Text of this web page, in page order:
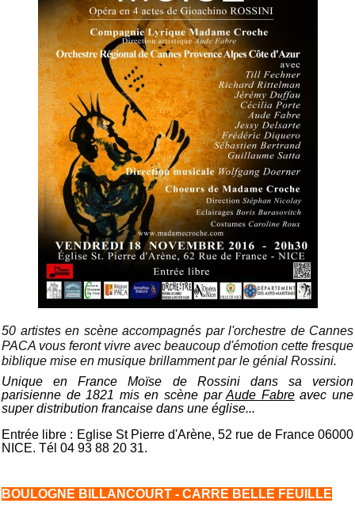
50 artistes en scène accompagnés par l'orchestre de Cannes
PACA vous feront vivre avec beaucoup d'émotion cette fresque
biblique mise en musique brillamment par le génial Rossini.
Unique en France Moïse de Rossini dans sa version
parisienne de 1821 mis en scène parAude Fabreavec une
super distribution francaise dans une église...
Entrée libre : Eglise St Pierre d'Arène, 52 rue de France 06000
NICE. Tél 04 93 88 20 31.
BOULOGNE BILLANCOURT - CARRE BELLE FEUILLE